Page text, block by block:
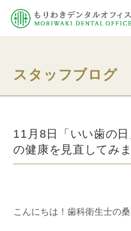
スタッフブログ
11月8日「いい歯の
の健康を見直してみ
こんにちは！歯科衛生士の桑